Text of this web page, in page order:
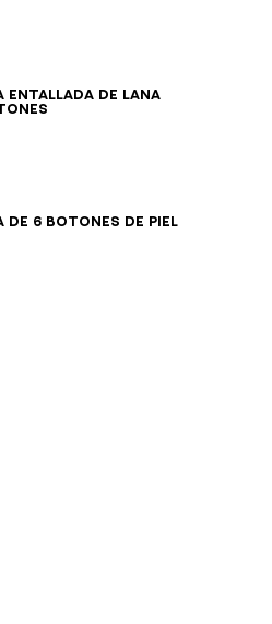
entallada de lana
34 363840424446
de 6 botones de piel
3436384042